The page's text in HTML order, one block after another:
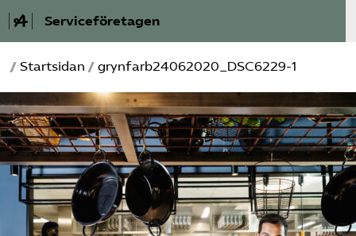
Serviceföretagen
Om Service­företagen
Branscher
Medlemskap
Auktorisation
/ Startsidan / grynfarb24062020_DSC6229-1